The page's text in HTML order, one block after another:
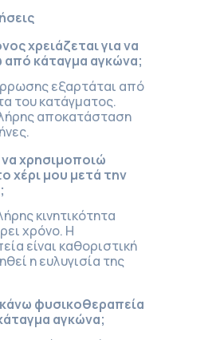
χρειάζεται για να
κάταγμα αγκώνα;
εξαρτάται από
του κατάγματος.
αποκατάσταση
χρησιμοποιώ
χέρι μου μετά την
κινητικότητα
χρόνο. Η
είναι καθοριστική
η ευλυγισία της
φυσικοθεραπεία
αγκώνα;